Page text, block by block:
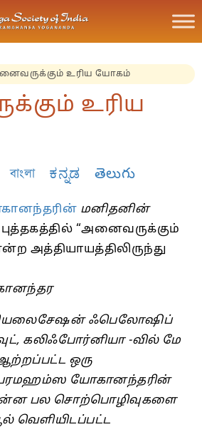
உரிய யோகம்
உரிய
বাংলা ಕನ್ನಡ తెలుగు
மனிதனின்
“அனைவருக்கும்
அத்தியாயத்திலிருந்து
ஃபெலோஷிப்
கலிஃபோர்னியா -வில் மே
ஒரு
யோகானந்தரின்
பல சொற்பொழிவுகளை